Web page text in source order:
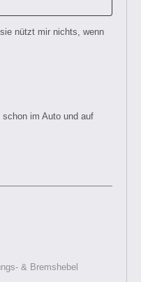
nützt mir nichts, wenn
im Auto und auf
& Bremshebel